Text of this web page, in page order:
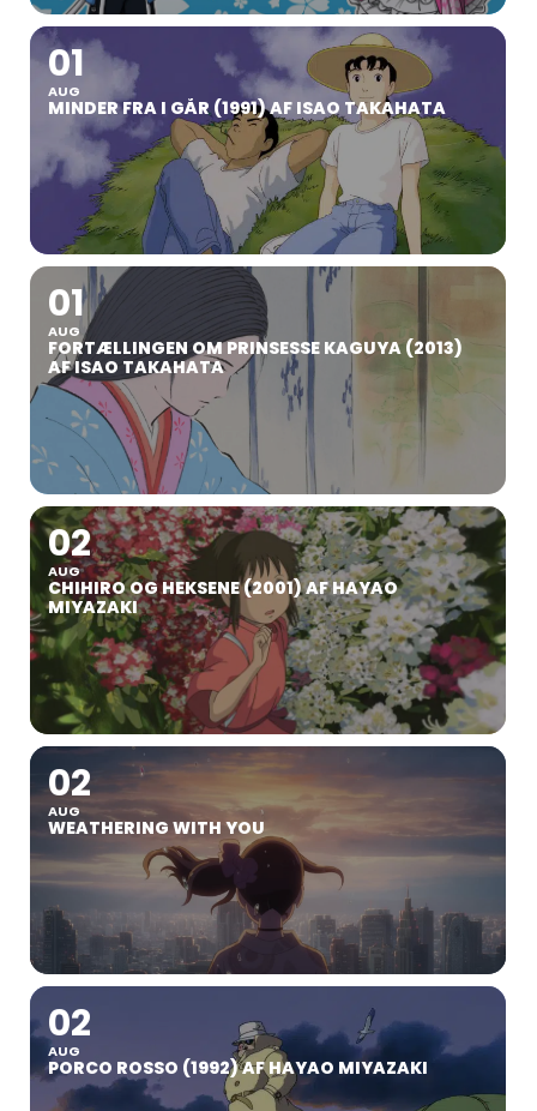
01
AUG
MINDER FRA I GÅR (1991) AF ISAO TAKAHATA
01
AUG
FORTÆLLINGEN OM PRINSESSE KAGUYA (2013)
AF ISAO TAKAHATA
02
AUG
CHIHIRO OG HEKSENE (2001) AF HAYAO
MIYAZAKI
02
AUG
WEATHERING WITH YOU
02
AUG
PORCO ROSSO (1992) AF HAYAO MIYAZAKI